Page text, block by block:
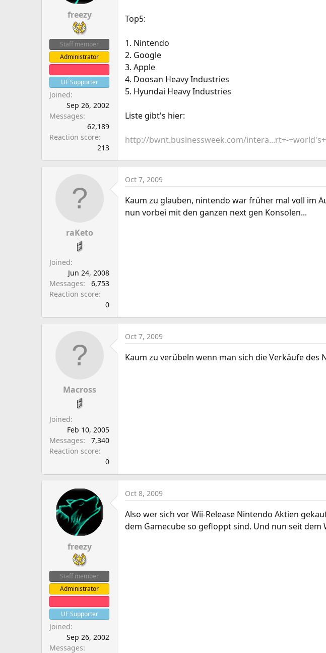
e
freezy
Staff member
Administrator
UF Supporter
Joined
Sep 26, 2002
Messages
62,189
Reaction score
213
Top5:
1. Nintendo
2. Google
3. Apple
4. Doosan Heavy Industries
5. Hyundai Heavy Industries
Liste gibt's hier:
http://bwnt.businessweek.com/intera...rt+-
raKeto
Joined
Jun 24, 2008
Messages
6,753
Reaction score
0
Oct 7, 2009
Kaum zu glauben, nintendo war früher mal voll im
nun vorbei mit den ganzen next gen Konsolen...
Macross
Joined
Feb 10, 2005
Messages
7,340
Reaction score
0
Oct 7, 2009
Kaum zu verübeln wenn man sich die Verkäufe des
freezy
Staff member
Administrator
UF Supporter
Joined
Sep 26, 2002
Messages
Oct 8, 2009
Also wer sich vor Wii-Release Nintendo Aktien
dem Gamecube so gefloppt sind. Und nun seit